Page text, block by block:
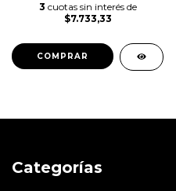
3 cuotas sin interés de
$7.733,33
COMPRAR
Categorías